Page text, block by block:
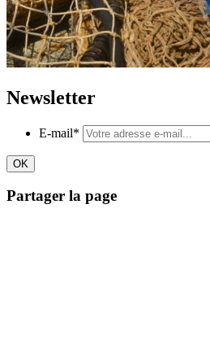
Newsletter
E-mail*
Partager la page